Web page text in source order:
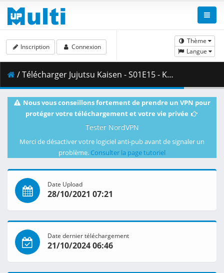
Thème
Langue
Inscription Connexion
/ Télécharger Jujutsu Kaisen - S01E15 - Kyoto Sister School Exchange Event - Group Battle 1 -.mkv.001 ( 300.70 MB )
Nous vous conseillons fortement de prendre un VPN pour
protéger votre téléchargement et votre vie privée
Tester NordVPN
Merci de désactiver votre logiciel anti-pub avant de signaler un
problème. Consulter la page tutoriel
Date Upload
28/10/2021 07:21
Date dernier téléchargement
21/10/2024 06:46